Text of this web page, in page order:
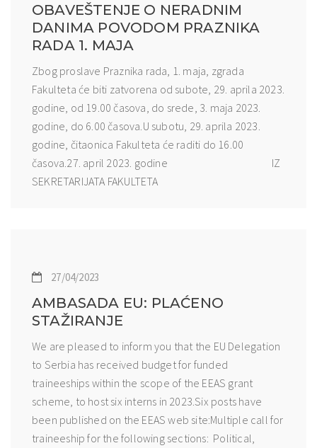
OBAVEŠTENJE O NERADNIM
DANIMA POVODOM PRAZNIKA
RADA 1. MAJA
Zbog proslave Praznika rada, 1. maja, zgrada
Fakulteta će biti zatvorena od subote, 29. aprila 2023.
godine, od 19.00 časova, do srede, 3. maja 2023.
godine, do 6.00 časova.U subotu, 29. aprila 2023.
godine, čitaonica Fakulteta će raditi do 16.00
časova.27. april 2023. godine IZ
SEKRETARIJATA FAKULTETA
27/04/2023
AMBASADA EU: PLAĆENO
STAŽIRANJE
We are pleased to inform you that the EU Delegation
to Serbia has received budget for funded
traineeships within the scope of the EEAS grant
scheme, to host six interns in 2023.Six posts have
been published on the EEAS web site:Multiple call for
traineeship for the following sections: Political,